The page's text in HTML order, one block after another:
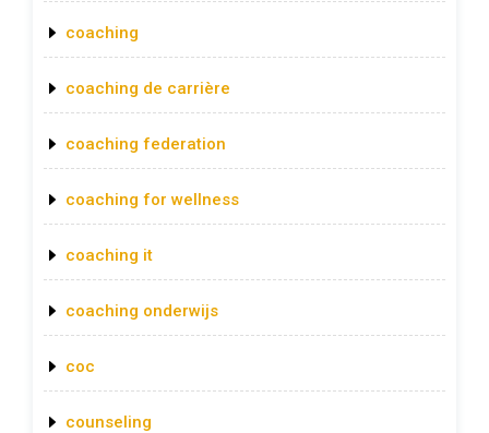
coaching
coaching de carrière
coaching federation
coaching for wellness
coaching it
coaching onderwijs
coc
counseling